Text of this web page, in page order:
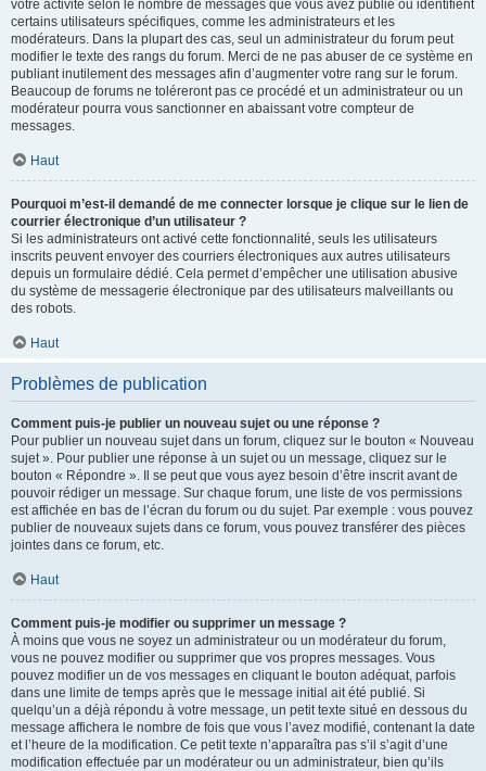
votre activité selon le nombre de messages que vous avez publié ou identifient
certains utilisateurs spécifiques, comme les administrateurs et les
modérateurs. Dans la plupart des cas, seul un administrateur du forum peut
modifier le texte des rangs du forum. Merci de ne pas abuser de ce système en
publiant inutilement des messages afin d’augmenter votre rang sur le forum.
Beaucoup de forums ne toléreront pas ce procédé et un administrateur ou un
modérateur pourra vous sanctionner en abaissant votre compteur de
messages.
Haut
Pourquoi m’est-il demandé de me connecter lorsque je clique sur le lien de
courrier électronique d’un utilisateur ?
Si les administrateurs ont activé cette fonctionnalité, seuls les utilisateurs
inscrits peuvent envoyer des courriers électroniques aux autres utilisateurs
depuis un formulaire dédié. Cela permet d’empêcher une utilisation abusive
du système de messagerie électronique par des utilisateurs malveillants ou
des robots.
Haut
Problèmes de publication
Comment puis-je publier un nouveau sujet ou une réponse ?
Pour publier un nouveau sujet dans un forum, cliquez sur le bouton « Nouveau
sujet ». Pour publier une réponse à un sujet ou un message, cliquez sur le
bouton « Répondre ». Il se peut que vous ayez besoin d’être inscrit avant de
pouvoir rédiger un message. Sur chaque forum, une liste de vos permissions
est affichée en bas de l’écran du forum ou du sujet. Par exemple : vous pouvez
publier de nouveaux sujets dans ce forum, vous pouvez transférer des pièces
jointes dans ce forum, etc.
Haut
Comment puis-je modifier ou supprimer un message ?
À moins que vous ne soyez un administrateur ou un modérateur du forum,
vous ne pouvez modifier ou supprimer que vos propres messages. Vous
pouvez modifier un de vos messages en cliquant le bouton adéquat, parfois
dans une limite de temps après que le message initial ait été publié. Si
quelqu’un a déjà répondu à votre message, un petit texte situé en dessous du
message affichera le nombre de fois que vous l’avez modifié, contenant la date
et l’heure de la modification. Ce petit texte n’apparaîtra pas s’il s’agit d’une
modification effectuée par un modérateur ou un administrateur, bien qu’ils